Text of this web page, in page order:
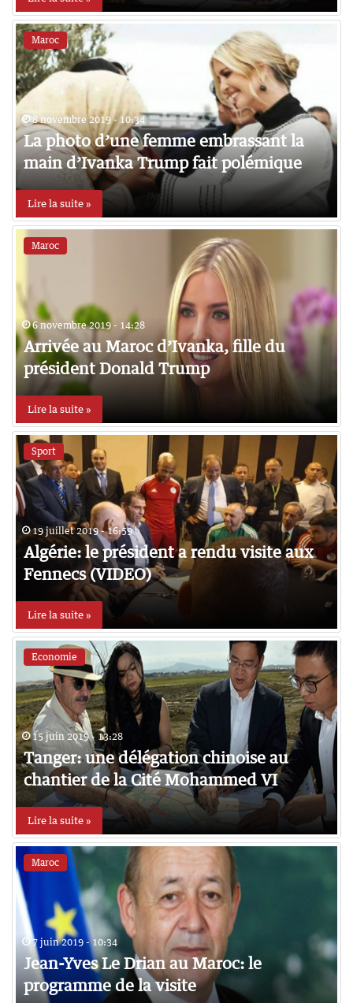
Maroc
8 novembre 2019 - 10:34
La photo d’une femme embrassant la
main d’Ivanka Trump fait polémique
Lire la suite »
Maroc
6 novembre 2019 - 14:28
Arrivée au Maroc d’Ivanka, fille du
président Donald Trump
Lire la suite »
Sport
19 juillet 2019 - 16:59
Algérie: le président a rendu visite aux
Fennecs (VIDEO)
Lire la suite »
Economie
15 juin 2019 - 13:28
Tanger: une délégation chinoise au
chantier de la Cité Mohammed VI
Lire la suite »
Maroc
7 juin 2019 - 10:34
Jean-Yves Le Drian au Maroc: le
programme de la visite